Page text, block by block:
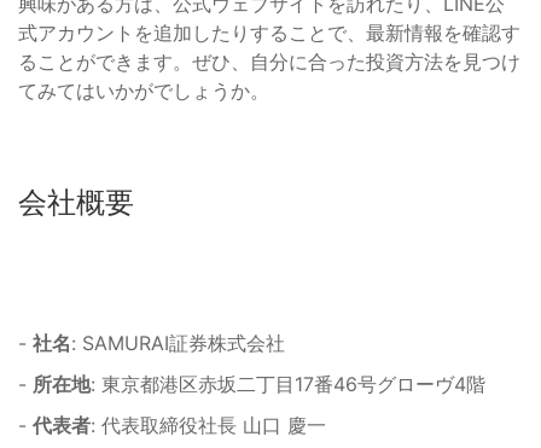
式アカウントを追加したりすることで、最新情報を確認す
ることができます。ぜひ、自分に合った投資方法を見つけ
てみてはいかがでしょうか。
会社概要
- 社名: SAMURAI証券株式会社
- 所在地: 東京都港区赤坂二丁目17番46号グローヴ4階
- 代表者: 代表取締役社長 山口 慶一